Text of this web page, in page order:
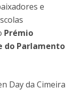
e
Prémio
do Parlamento
Day da Cimeira